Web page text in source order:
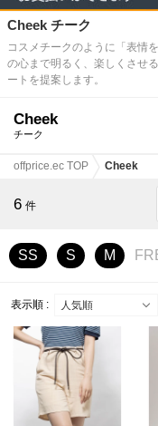
Cheek チーク
コスメチークのように「表情
の心まで明るく、楽しくさせ
ートを提案します。
Cheek
チーク
offprice.ec TOP Cheek
6 件
SS S M
表示順 :